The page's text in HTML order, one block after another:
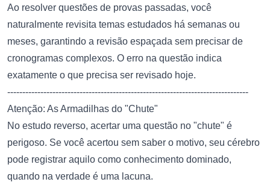
Ao resolver questões de provas passadas, você
naturalmente revisita temas estudados há semanas ou
meses, garantindo a revisão espaçada sem precisar de
cronogramas complexos. O erro na questão indica
exatamente o que precisa ser revisado hoje.
--------------------------------------------------------------------------------
Atenção: As Armadilhas do "Chute"
No estudo reverso, acertar uma questão no "chute" é
perigoso. Se você acertou sem saber o motivo, seu cérebro
pode registrar aquilo como conhecimento dominado,
quando na verdade é uma lacuna.